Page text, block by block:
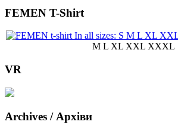
FEMEN T-Shirt
M L XL XXL XXXL
VR
Archives / Архіви